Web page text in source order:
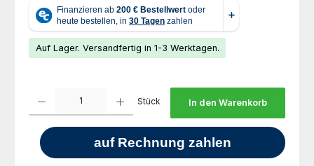
Auf Lager. Versandfertig in 1-3 Werktagen.
Stück In den Warenkorb